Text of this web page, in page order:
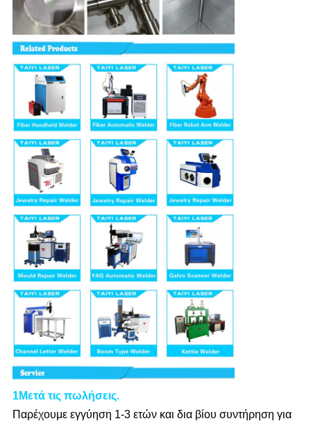
1Μετά τις πωλήσεις.
Παρέχουμε εγγύηση 1-3 ετών και δια βίου συντήρηση για